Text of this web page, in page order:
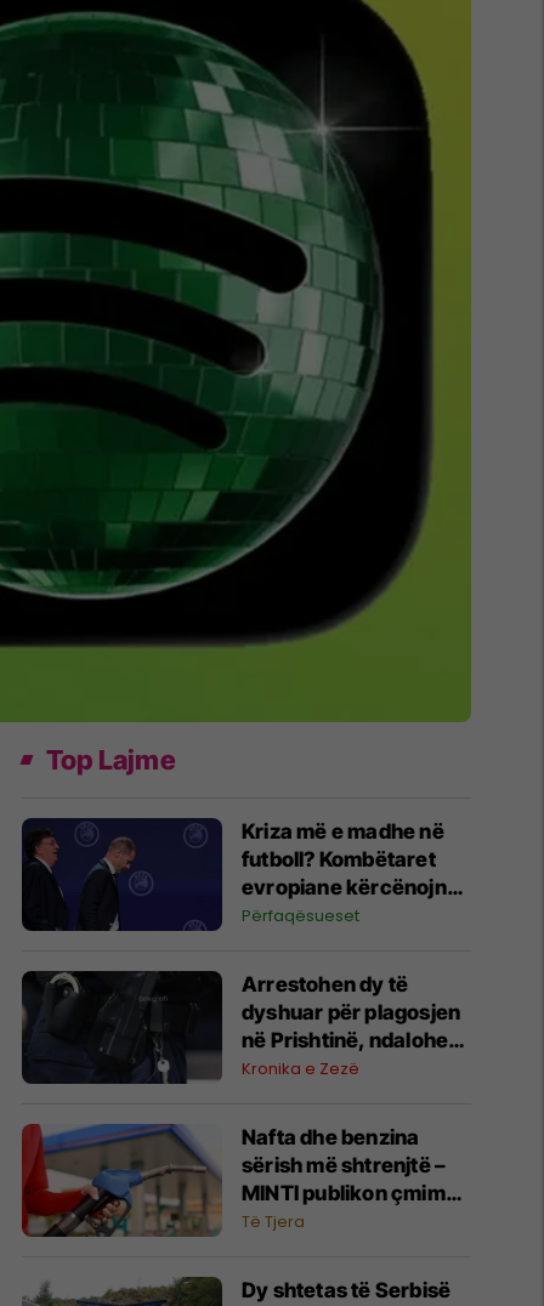
Top Lajme
Kriza më e madhe në
futboll? Kombëtaret
evropiane kërcënojnë
me bojkot të Kupës së
Përfaqësueset
Arrestohen dy të
dyshuar për plagosjen
në Prishtinë, ndalohen
për 48 orë
Kronika e Zezë
Nafta dhe benzina
sërish më shtrenjtë –
MINTI publikon çmimet
e derivateve
Të Tjera
Dy shtetas të Serbisë